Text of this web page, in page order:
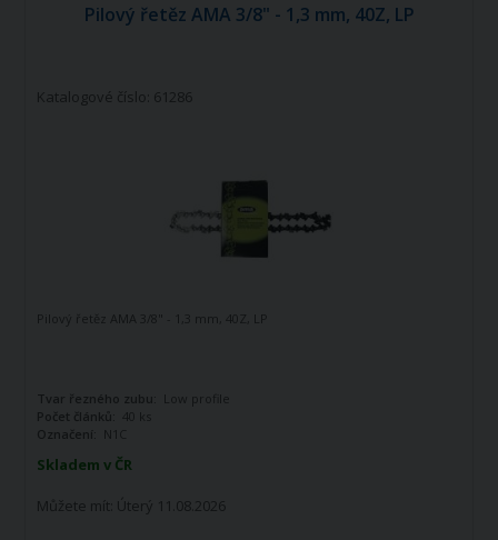
Pilový řetěz AMA 3/8" - 1,3 mm, 40Z, LP
Katalogové číslo: 61286
Skladem v ČR
Můžete mít: Úterý 11.08.2026
Pilový řetěz AMA 3/8" - 1,3 mm, 40Z, LP
Tvar řezného zubu: Low profile
Počet článků:
40 ks
Označení: N1C